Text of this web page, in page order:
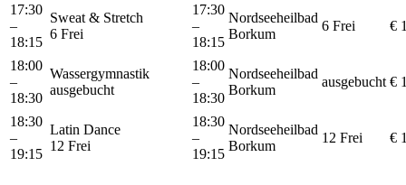
17:30
–
18:15
Sweat & Stretch
6 Frei
17:30
–
18:15
Nordseeheilbad
Borkum
6 Frei €
18:00
–
18:30
Wassergymnastik
ausgebucht
18:00
–
18:30
Nordseeheilbad
Borkum
ausgebucht €
18:30
–
19:15
Latin Dance
12 Frei
18:30
–
19:15
Nordseeheilbad
Borkum
12 Frei €